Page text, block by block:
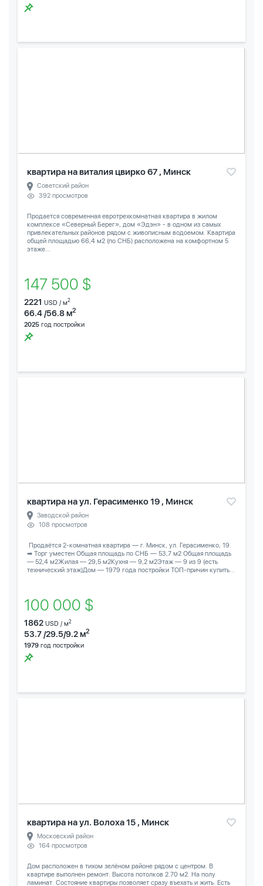
квартира на виталия цвирко 67 , Минск
Советский район
392 просмотров
Продается современная евротрехкомнатная квартира в жилом
комплексе «Северный Берег», дом «Эдэн» - в одном из самых
привлекательных районов рядом с живописным водоемом. Квартира
общей площадью 66,4 м2 (по СНБ) расположена на комфортном 5
этаже...
147 500 $
2221 USD / м2
66.4 /56.8 м2
2025 год постройки
квартира на ул. Герасименко 19 , Минск
Заводской район
108 просмотров
️ Продаётся 2-комнатная квартира — г. Минск, ул. Герасименко, 19.
➡ Торг уместен Общая площадь по СНБ — 53,7 м2 Общая площадь
— 52,4 м2Жилая — 29,5 м2Кухня — 9,2 м2Этаж — 9 из 9 (есть
технический этаж)Дом — 1979 года постройки ТОП-причин купить...
100 000 $
1862 USD / м2
53.7 /29.5/9.2 м2
1979 год постройки
квартира на ул. Волоха 15 , Минск
Московский район
164 просмотров
Дом расположен в тихом зелёном районе рядом с центром. В
квартире выполнен ремонт. Высота потолков 2.70 м2. На полу
ламинат. Состояние квартиры позволяет сразу въехать и жить. Есть